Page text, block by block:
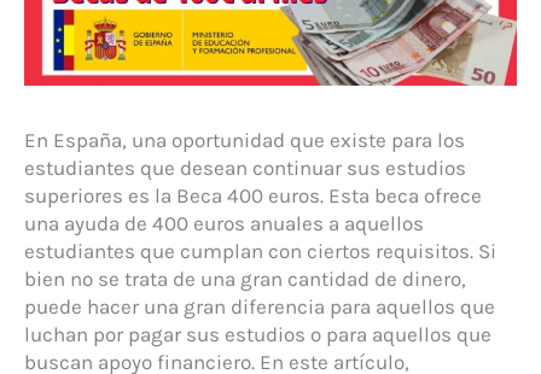
En España, una oportunidad que existe para los
estudiantes que desean continuar sus estudios
superiores es la Beca 400 euros. Esta beca ofrece
una ayuda de 400 euros anuales a aquellos
estudiantes que cumplan con ciertos requisitos. Si
bien no se trata de una gran cantidad de dinero,
puede hacer una gran diferencia para aquellos que
luchan por pagar sus estudios o para aquellos que
buscan apoyo financiero. En este artículo,